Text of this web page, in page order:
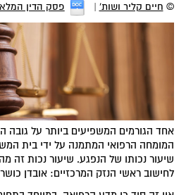
© חיים קליר ושות' פסק הדין המלא
אחד הגורמים המשפיעים ביותר על גובה
המומחה הרפואי המתמנה על ידי בית
שיעור נכותו של הנפגע. שיעור נכות זה
לחישוב ראשי הנזק המרכזיים: אובדן